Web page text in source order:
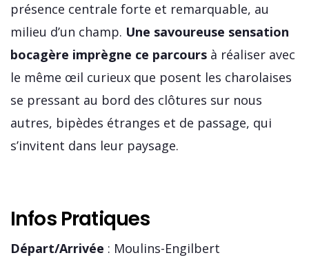
présence centrale forte et remarquable, au
milieu d’un champ. Une savoureuse sensation
bocagère imprègne ce parcours à réaliser avec
le même œil curieux que posent les charolaises
se pressant au bord des clôtures sur nous
autres, bipèdes étranges et de passage, qui
s’invitent dans leur paysage.
Infos Pratiques
Départ/Arrivée : Moulins-Engilbert